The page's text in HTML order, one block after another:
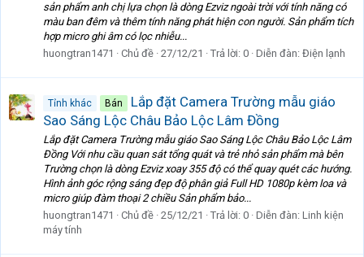
sản phẩm anh chị lựa chọn là dòng Ezviz ngoài trời với tính năng có
màu ban đêm và thêm tính năng phát hiện con người. Sản phẩm tích
hợp micro ghi âm có lọc nhiễu...
huongtran1471
Chủ đề 27/12/21 Trả lời: 0 Diễn đàn: Điện lạnh
Tỉnh khác Bán
Lắp đặt Camera Trường mẫu giáo
Sao Sáng Lộc Châu Bảo Lộc Lâm Đồng
Lắp đặt Camera Trường mẫu giáo Sao Sáng Lộc Châu Bảo Lộc Lâm
Đồng Với nhu cầu quan sát tổng quát và trẻ nhỏ sản phẩm mà bên
Trường chọn là dòng Ezviz xoay 355 độ có thể quay quét các hướng.
Hình ảnh góc rộng sáng đẹp độ phân giả Full HD 1080p kèm loa và
micro giúp đàm thoại 2 chiều Sản phẩm bảo...
huongtran1471
Chủ đề 25/12/21 Trả lời: 0 Diễn đàn: Linh kiện
máy tính